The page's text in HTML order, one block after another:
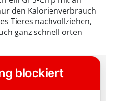
den Kalorienverbrauch
Tieres nachvollziehen,
ganz schnell orten